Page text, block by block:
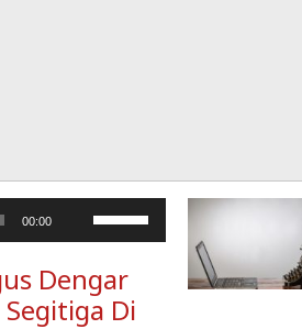
00:00
Atas/Bawah
untuk
Dengar
Di